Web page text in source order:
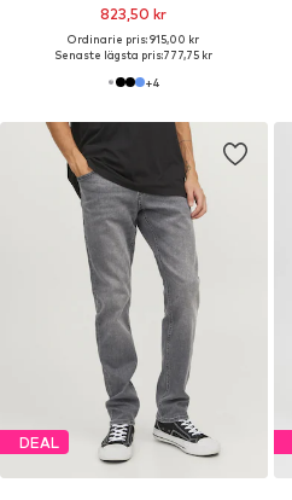
823,50 kr
Ordinarie pris: 915,00 kr
Senaste lägsta pris:777,75 kr
+4
DEAL